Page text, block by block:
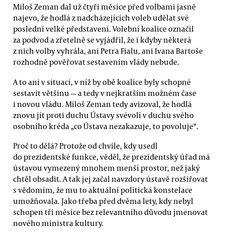
Miloš Zeman dal už čtyři měsíce před volbami jasně
najevo, že hodlá z nadcházejících voleb udělat své
poslední velké představení. Volební koalice označil
za podvod a zřetelně se vyjádřil, že i kdyby některá
z nich volby vyhrála, ani Petra Fialu, ani Ivana Bartoše
rozhodně pověřovat sestavením vlády nebude.
A to ani v situaci, v níž by obě koalice byly schopné
sestavit většinu — a tedy v nejkratším možném čase
i novou vládu. Miloš Zeman tedy avizoval, že hodlá
znovu jít proti duchu Ústavy svévolí v duchu svého
osobního kréda „co Ústava nezakazuje, to povoluje“.
Proč to dělá? Protože od chvíle, kdy usedl
do prezidentské funkce, věděl, že prezidentský úřad má
ústavou vymezený mnohem menší prostor, než jaký
chtěl obsadit. A tak jej začal navzdory ústavě rozšiřovat
s vědomím, že mu to aktuální politická konstelace
umožňovala. Jako třeba před dvěma lety, kdy nebyl
schopen tři měsíce bez relevantního důvodu jmenovat
nového ministra kultury.